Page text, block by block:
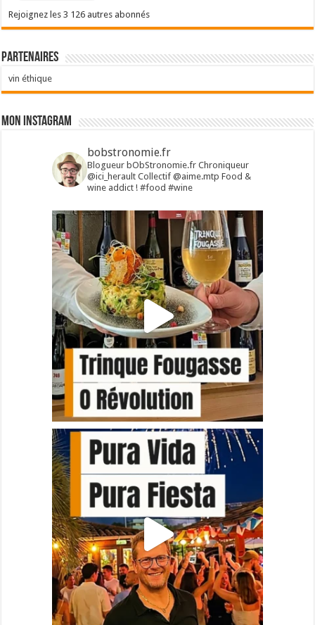
Rejoignez les 3 126 autres abonnés
Partenaires
vin éthique
Mon Instagram
bobstronomie.fr
Blogueur bObStronomie.fr Chroniqueur
@ici_heraultCollectif @aime.mtp Food &
wine addict !#food #wine